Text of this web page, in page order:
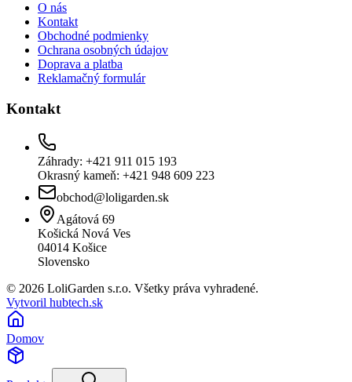
O nás
Kontakt
Obchodné podmienky
Ochrana osobných údajov
Doprava a platba
Reklamačný formulár
Kontakt
Záhrady: +421 911 015 193
Okrasný kameň: +421 948 609 223
obchod@loligarden.sk
Agátová 69
Košická Nová Ves
04014 Košice
Slovensko
© 2026 LoliGarden s.r.o. Všetky práva vyhradené.
Vytvoril hubtech.sk
Domov